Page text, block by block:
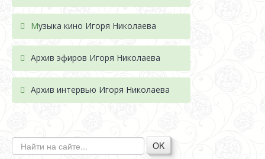
Музыка кино Игоря Николаева
Архив эфиров Игоря Николаева
Архив интервью Игоря Николаева
OK